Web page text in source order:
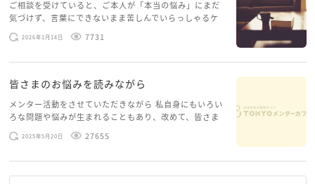
ご相談を受けていると、ご本人が「本当の悩み」にまだ
気づけず、言葉にできないまま苦しんでいらっしゃるケ
ースがありますお悩みというのは、心の深いところ（深
層心理）に触れることで、まったく違う角度から解決の
2026年1月14日 7731
皆さまのお悩みを読みながら
メンター活動をさせていただきながら 私自身にもいろい
ろな問題や悩みが生まれることもあり、改めて、皆さま
のお悩みを読みながら 「みんな、もがいてる。わたし
だけじゃないんだな」と、逆に励まされるような日々で
2025年5月20日 27655